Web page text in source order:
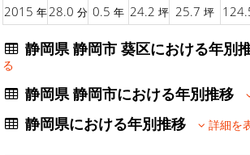
2015 年28.0 分 0.5 年 24.2 坪 25.7 坪
静岡県 静岡市 葵区における年
る
静岡県 静岡市における年別推移
静岡県における年別推移 詳細を